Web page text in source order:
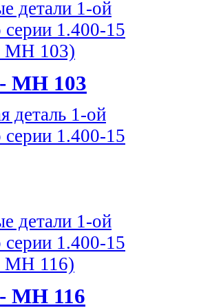
МН 103
МН 116